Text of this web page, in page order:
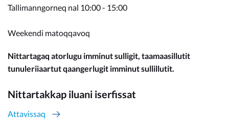
Tallimanngorneq nal 10:00 - 15:00
Weekendi matoqqavoq
Nittartagaq atorlugu imminut sulligit, taamaasillutit
tunuleriiaartut qaangerlugit imminut sullillutit.
Nittartakkap iluani iserfissat
Attavissaq